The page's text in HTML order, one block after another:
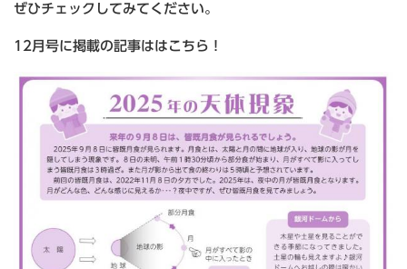
ぜひチェックしてみてください。
12月号に掲載の記事ははこちら！